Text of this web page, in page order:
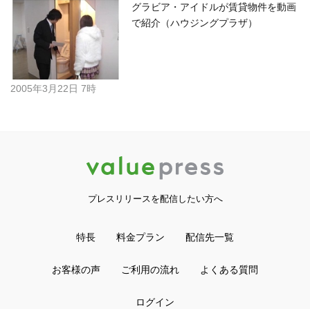
グラビア・アイドルが賃貸物件を動画
で紹介（ハウジングプラザ）
2005年3月22日 7時
プレスリリースを配信したい方へ
特長 料金プラン 配信先一覧
お客様の声 ご利用の流れ よくある質問
ログイン